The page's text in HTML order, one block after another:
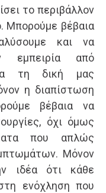
το περιβάλλον
Μπορούμε βέβαια
και να
εμπειρία από
τη δική μας
η διαπίστωση
βέβαια να
όχι όμως
που απλώς
Μόνον
ιδέα ότι κάθε
ενόχληση που